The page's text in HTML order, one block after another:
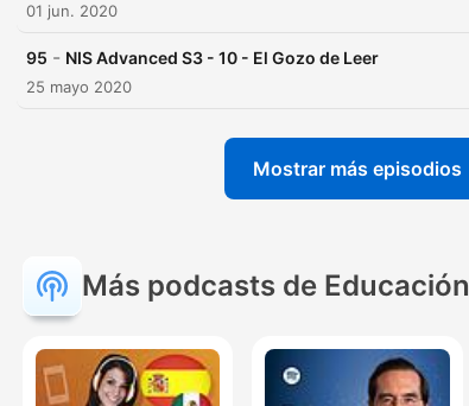
01 jun. 2020
95 - NIS Advanced S3 - 10 - El Gozo de Leer
25 mayo 2020
Mostrar más episodios
Más podcasts de Educación